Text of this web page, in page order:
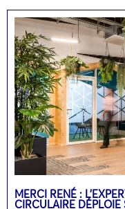
MERCI RENÉ :
CIRCULAIRE